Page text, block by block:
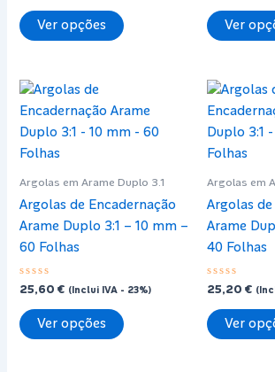
de
5
Ver opções
product
The
options
be
chosen
on
page
de
5
Ver
Argolas em Arame Duplo 3.1
Argolas de Encadernação
Arame Duplo 3:1 – 10 mm –
60 Folhas
Avaliação
0
de
5
25,60€ (Inclui IVA - 23%)
Ver opções
product
Argolas em
Argolas
Arame
40 Folhas
Avaliação
0
de
5
25,20 €
Ver